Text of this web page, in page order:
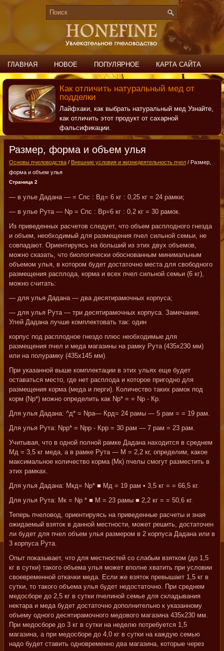
ГЛАВНАЯ НОВОЕ ПОПУЛЯРНОЕ КАРТА САЙТА
ПОИСК КОНТАКТЫ
Как отличить натуральный мед от
подделки
Лайфхаки, как выбрать натуральный мед Узнайте,
как отличить этот продукт от сахарной
фальсификации.
Размер, форма и объем улья
Основы пчеловодства / Внешние условия и жизнедеятельность пчел / Размер,
форма и объем улья
Страница 2
— в улье Дадана — = Спс : Вд= 6 кг : 0,25 кг = 24 рамки;
— в улье Рута — Np = Спс : Вр=6 кг : 0,2 кг = 30 рамок.
Из приведенных расчетов следует, что объем расплодного гнезда
и объем, необходимый для размещения пчел сильной семьи, не
совпадают. Ориентируясь на больший из этих двух объемов,
можно сказать, что биологически обоснованным минимальным
объемом улья, в котором будет достаточно места для свободного
размещения расплода, корма и всех пчел сильной семьи (6 кг),
можно считать:
— для улья Дадана — два десятирамочных корпуса;
— для улья Рута — три десятирамочных корпуса. Замечание.
Улей Дадана лучше комплектовать так: один
корпус под расплодное гнездо плюс необходимые для
размещения пчел и меда магазины на рамку Рута (435x230 мм)
или на полурамку (435x145 мм).
При указанной выше комплектации в этих ульях еще будет
оставаться место, где нет расплода и которое пригодно для
размещения корма (меда и перги). Количество таких рамок под
корм (Np*) можно определить как Np* = = Np - Кр.
Для улья Дадана: ^д* = Npa— Крд= 24 рамы — 5 рам = = 19 рам.
Для улья Рута: Npp* = Npp - Крр = 30 рам — 7 рам = 23 рам.
Учитывая, что в одной полной рамке Дадана находится в среднем
Мд = 3,5 кг меда, а в рамке Рута — М = 2,2 кг, определим, какое
максимальное количество корма (Мк) пчелы смогут разместить в
этих рамках.
Для улья Дадана: Мкд= Nр* ■ Мд = 19 рам • 3,5 кг = = 66,5 кг.
Для улья Рута: Мк = Np * ■ М = 23 рамы ■ 2,2 кг = = 50,6 кг.
Теперь пчеловод, ориентируясь на приведенные расчеты и зная
ожидаемый взяток в данной местности, может решить, достаточен
ли будет для пчел объем улья размером в 2 корпуса Дадана или в
3 корпуса Рута.
Опыт показывает, что для местностей со слабым взятком (до 1,5
кг в сутки) такого объема улья может вполне хватить при условии
своевременной откачки меда. Если же взяток превышает 1,5 кг в
сутки, то такого объема улья будет недостаточно. При среднем
медосборе до 2,5 кг в сутки пчелиной семье для складывания
нектара и меда будет достаточно дополнительно к указанному
объему одного десятирамочного медового магазина 435x230 мм.
При медосборе до 3 кг в сутки на неделю потребуется 1,5
магазина, а при медосборе до 4,0 кг в сутки на каждую семью
надо будет ставить одновременно два магазина, которые через